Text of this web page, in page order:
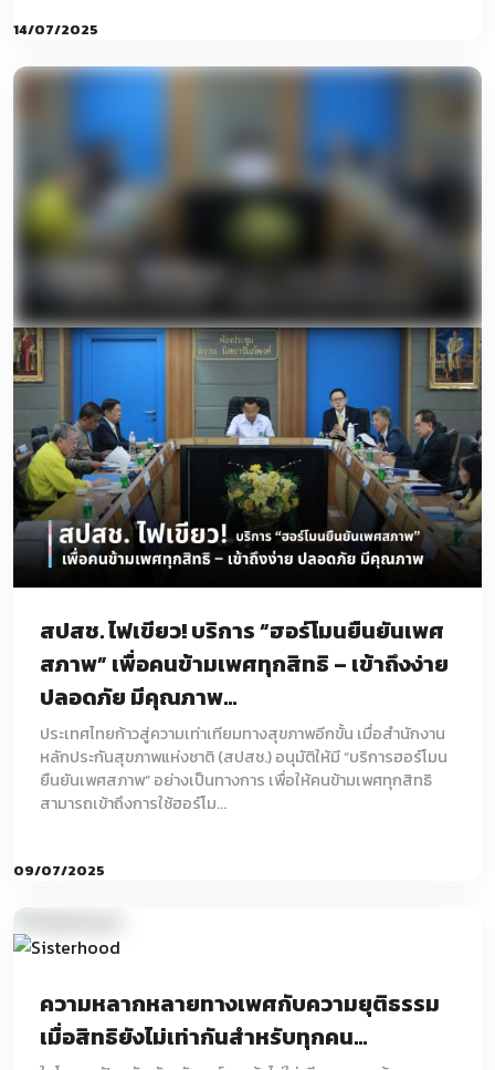
14/07/2025
สปสช. ไฟเขียว! บริการ “ฮอร์โมนยืนยันเพศ
สภาพ” เพื่อคนข้ามเพศทุกสิทธิ – เข้าถึงง่าย
ปลอดภัย มีคุณภาพ...
ประเทศไทยก้าวสู่ความเท่าเทียมทางสุขภาพอีกขั้น เมื่อสำนักงาน
หลักประกันสุขภาพแห่งชาติ (สปสช.) อนุมัติให้มี “บริการฮอร์โมน
ยืนยันเพศสภาพ” อย่างเป็นทางการ เพื่อให้คนข้ามเพศทุกสิทธิ
สามารถเข้าถึงการใช้ฮอร์โม...
09/07/2025
ความหลากหลายทางเพศกับความยุติธรรม
เมื่อสิทธิยังไม่เท่ากันสำหรับทุกคน...